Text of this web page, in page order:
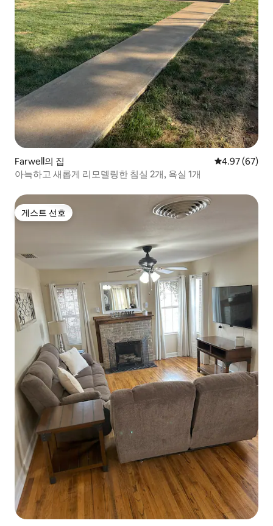
Farwell의 집 평점 4.97점(5
4.97 (67)
아늑하고 새롭게 리모델링한 침실 2개, 욕실 1개
게스트 선호
게스트 선호